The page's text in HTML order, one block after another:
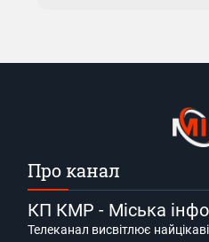
Про канал
КП КМР - Міська
Телеканал висвітлює